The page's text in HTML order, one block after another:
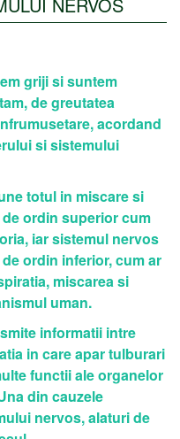
griji si suntem
de greutatea
acordand
si sistemului
totul in miscare si
ordin superior cum
iar sistemul nervos
ordin inferior, cum ar
miscarea si
uman.
informatii intre
in care apar tulburari
functii ale organelor
din cauzele
nervos, alaturi de